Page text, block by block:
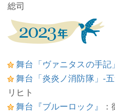
総司
舞台「ヴァニタスの手記
舞台「炎炎ノ消防隊」-
リヒト
舞台『ブルーロック』